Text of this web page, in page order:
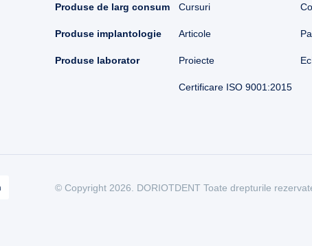
Produse de larg consum
Produse implantologie
Produse laborator
Cursuri
Articole
Proiecte
Certificare ISO 9001:2015
© Copyright 2026. DORIOTDENT Toate drepturile